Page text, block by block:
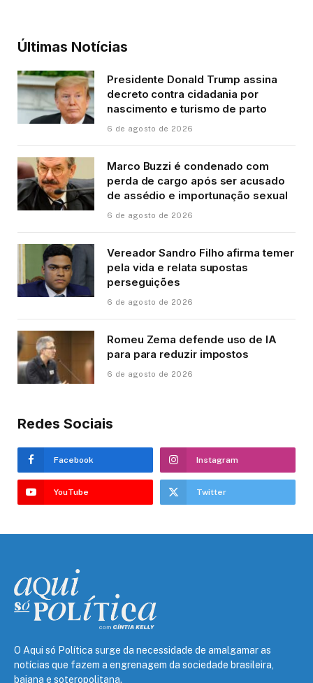
Últimas Notícias
Presidente Donald Trump assina
decreto contra cidadania por
nascimento e turismo de parto
6 de agosto de 2026
Marco Buzzi é condenado com
perda de cargo após ser acusado
de assédio e importunação sexual
6 de agosto de 2026
Vereador Sandro Filho afirma temer
pela vida e relata supostas
perseguições
6 de agosto de 2026
Romeu Zema defende uso de IA
para para reduzir impostos
6 de agosto de 2026
Redes Sociais
Facebook Instagram
YouTube Twitter
O Aqui só Política surge da necessidade de amalgamar as
notícias que fazem a engrenagem da sociedade brasileira,
baiana e soteropolitana.